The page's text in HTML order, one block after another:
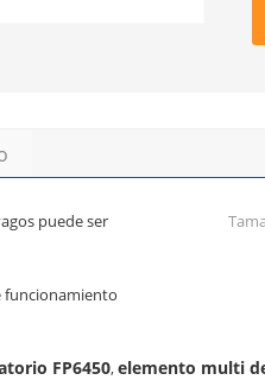
puede ser
funcionamiento
FP6450,elemento multi